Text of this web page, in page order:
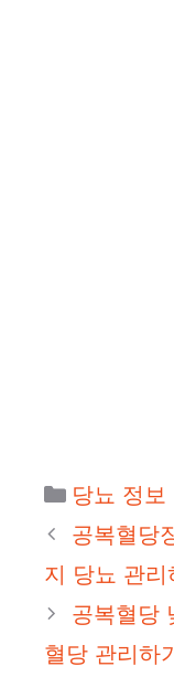
카
테
리
당뇨 정보
공복혈당
지 당뇨 관리
공복혈당
혈당 관리하